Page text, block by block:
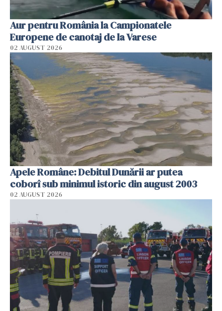
Aur pentru România la Campionatele
Europene de canotaj de la Varese
02 AUGUST 2026
Apele Române: Debitul Dunării ar putea
coborî sub minimul istoric din august 2003
02 AUGUST 2026